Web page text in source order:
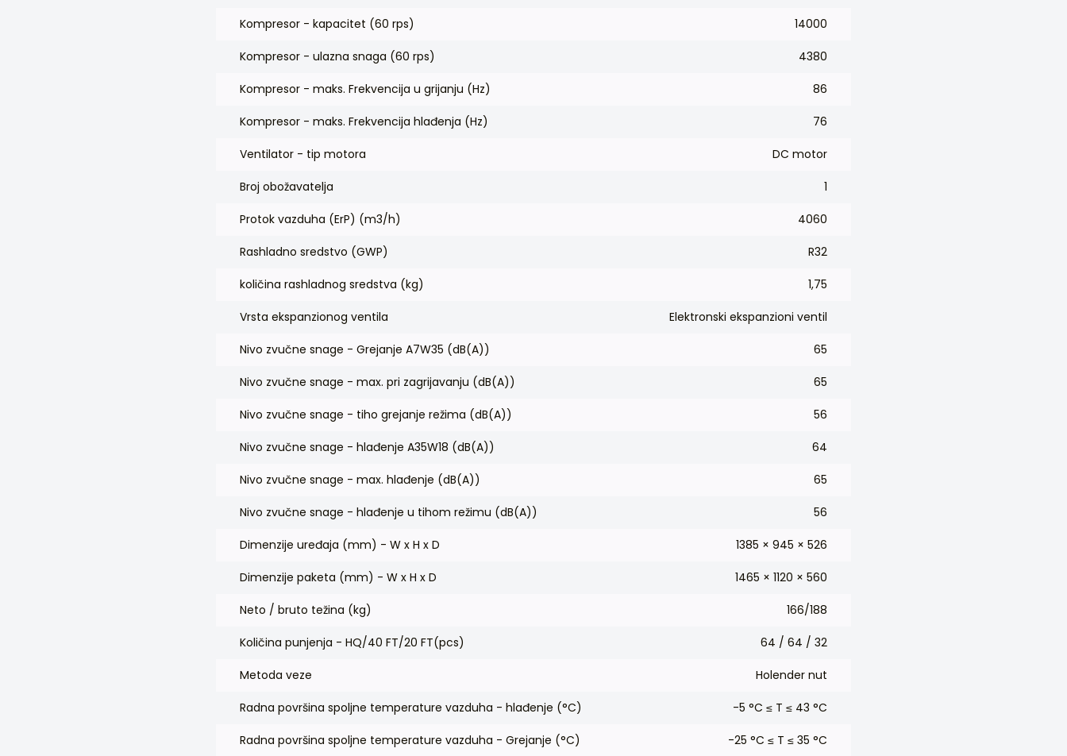
Kompresor - kapacitet (60 rps) 14000
Kompresor - ulazna snaga (60 rps) 4380
Kompresor - maks. Frekvencija u grijanju (Hz) 86
Kompresor - maks. Frekvencija hlađenja (Hz) 76
Ventilator - tip motora DC motor
Broj obožavatelja 1
Protok vazduha (ErP) (m3/h) 4060
Rashladno sredstvo (GWP) R32
količina rashladnog sredstva (kg) 1,75
Vrsta ekspanzionog ventila Elektronski ekspanzioni ventil
Nivo zvučne snage - Grejanje A7W35 (dB(A)) 65
Nivo zvučne snage - max. pri zagrijavanju (dB(A)) 65
Nivo zvučne snage - tiho grejanje režima (dB(A)) 56
Nivo zvučne snage - hlađenje A35W18 (dB(A)) 64
Nivo zvučne snage - max. hlađenje (dB(A)) 65
Nivo zvučne snage - hlađenje u tihom režimu (dB(A)) 56
Dimenzije uređaja (mm) - W x H x D 1385 × 945 × 526
Dimenzije paketa (mm) - W x H x D 1465 × 1120 × 560
Neto / bruto težina (kg) 166/188
Količina punjenja - HQ/40 FT/20 FT(pcs) 64 / 64 / 32
Metoda veze Holender nut
Radna površina spoljne temperature vazduha - hlađenje (°C) -5 °C ≤ T ≤ 43 °C
Radna površina spoljne temperature vazduha - Grejanje (°C) -25 °C ≤ T ≤ 35 °C